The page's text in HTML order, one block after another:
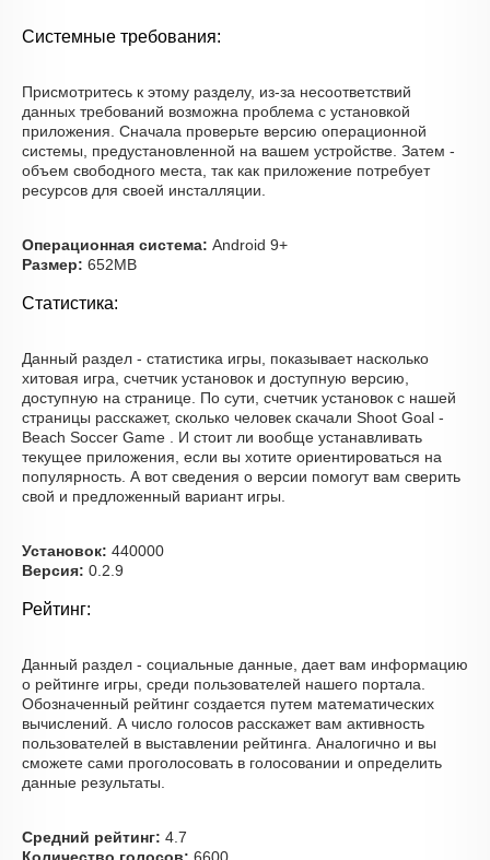
Системные требования:
Присмотритесь к этому разделу, из-за несоответствий
данных требований возможна проблема с установкой
приложения. Сначала проверьте версию операционной
системы, предустановленной на вашем устройстве. Затем -
объем свободного места, так как приложение потребует
ресурсов для своей инсталляции.
Операционная система: Android 9+
Размер: 652MB
Статистика:
Данный раздел - статистика игры, показывает насколько
хитовая игра, счетчик установок и доступную версию,
доступную на странице. По сути, счетчик установок с нашей
страницы расскажет, сколько человек скачали Shoot Goal -
Beach Soccer Game . И стоит ли вообще устанавливать
текущее приложения, если вы хотите ориентироваться на
популярность. А вот сведения о версии помогут вам сверить
свой и предложенный вариант игры.
Установок: 440000
Версия: 0.2.9
Рейтинг:
Данный раздел - социальные данные, дает вам информацию
о рейтинге игры, среди пользователей нашего портала.
Обозначенный рейтинг создается путем математических
вычислений. А число голосов расскажет вам активность
пользователей в выставлении рейтинга. Аналогично и вы
сможете сами проголосовать в голосовании и определить
данные результаты.
Средний рейтинг: 4.7